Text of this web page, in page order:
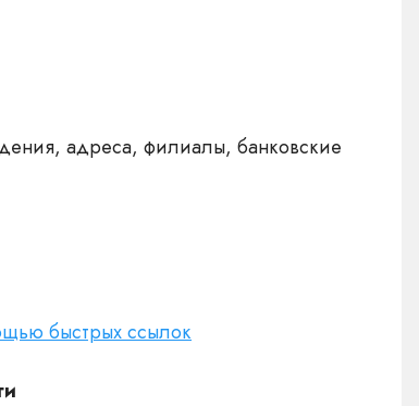
адреса, филиалы, банковские
быстрых ссылок